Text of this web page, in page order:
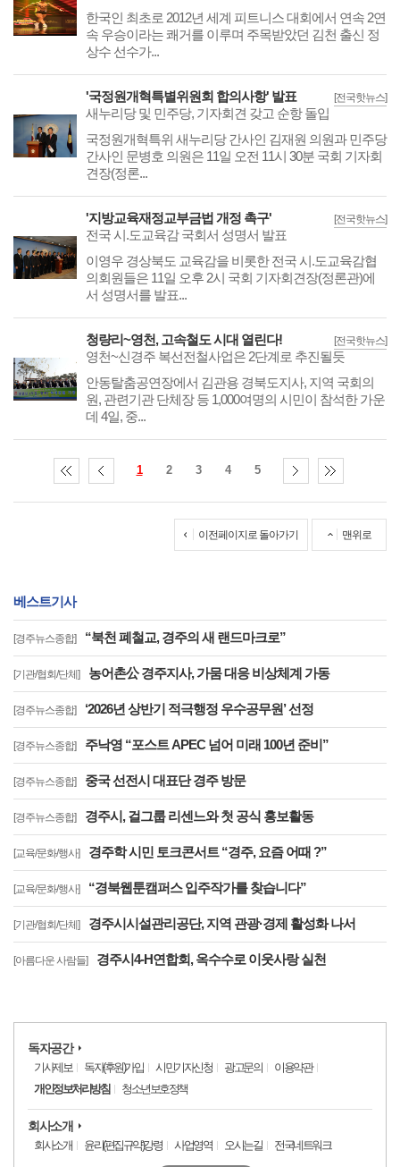
한국인 최초로 2012년 세계 피트니스 대회에서 연속 2연
속 우승이라는 쾌거를 이루며 주목받았던 김천 출신 정
상수 선수가...
[전국핫뉴스]
'국정원개혁특별위원회 합의사항' 발표
새누리당 및 민주당, 기자회견 갖고 순항 돌입
국정원개혁특위 새누리당 간사인 김재원 의원과 민주당
간사인 문병호 의원은 11일 오전 11시 30분 국회 기자회
견장(정론...
[전국핫뉴스]
'지방교육재정교부금법 개정 촉구'
전국 시.도교육감 국회서 성명서 발표
이영우 경상북도 교육감을 비롯한 전국 시.도교육감협
의회원들은 11일 오후 2시 국회 기자회견장(정론관)에
서 성명서를 발표...
[전국핫뉴스]
청량리~영천, 고속철도 시대 열린다!
영천~신경주 복선전철사업은 2단계로 추진될듯
안동탈춤공연장에서 김관용 경북도지사, 지역 국회의
원, 관련기관 단체장 등 1,000여명의 시민이 참석한 가운
데 4일, 중...
1 2 3 4 5
이전페이지로 돌아가기 맨위로
베스트기사
[경주뉴스종합] “북천 폐철교, 경주의 새 랜드마크로”
[기관/협회/단체] 농어촌公 경주지사, 가뭄 대응 비상체계 가동
[경주뉴스종합] ‘2026년 상반기 적극행정 우수공무원’ 선정
[경주뉴스종합] 주낙영 “포스트 APEC 넘어 미래 100년 준비”
[경주뉴스종합] 중국 선전시 대표단 경주 방문
[경주뉴스종합] 경주시, 걸그룹 리센느와 첫 공식 홍보활동
[교육/문화/행사] 경주학 시민 토크콘서트 “경주, 요즘 어때 ?”
[교육/문화/행사] “경북웹툰캠퍼스 입주작가를 찾습니다”
[기관/협회/단체] 경주시시설관리공단, 지역 관광·경제 활성화 나서
[아름다운 사람들] 경주시4-H연합회, 옥수수로 이웃사랑 실천
독자공간
기사제보 독자(후원)가입 시민기자신청 광고문의
이용약관
개인정보처리방침
청소년보호정책
회사소개
회사소개 윤리(편집규약)강령 사업영역 오시는길 전국네트워크